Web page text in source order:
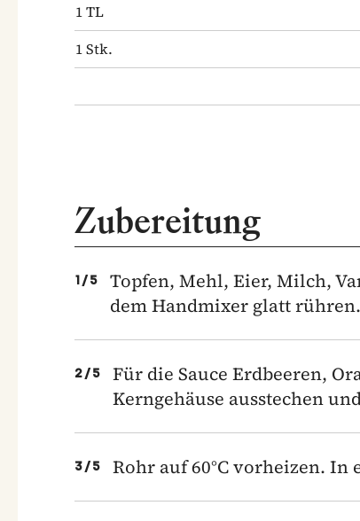
1TL
1Stk.
Zubereitung
1/5
Topfen, Mehl, Eier, Milch,
dem Handmixer glatt rühren.
2/5
Für die Sauce Erdbeeren,
Kerngehäuse ausstechen
3/5 Rohr auf 60°C vorheizen. In